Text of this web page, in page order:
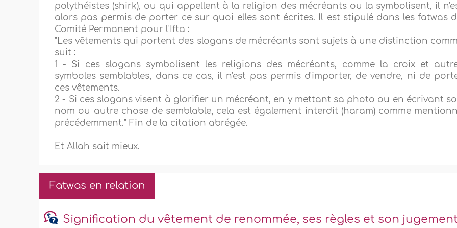
polythéistes (shirk), ou qui appellent à la religion des mécréants ou la symbolisent, il
alors pas permis de porter ce sur quoi elles sont écrites. Il est stipulé dans les fatwas
Comité Permanent pour l'Ifta :
"Les vêtements qui portent des slogans de mécréants sont sujets à une distinction
suit :
1 - Si ces slogans symbolisent les religions des mécréants, comme la croix et
symboles semblables, dans ce cas, il n'est pas permis d'importer, de vendre, ni de
ces vêtements.
2 - Si ces slogans visent à glorifier un mécréant, en y mettant sa photo ou en écrivant
nom ou autre chose de semblable, cela est également interdit (haram) comme
précédemment." Fin de la citation abrégée.
Et Allah sait mieux.
Fatwas en relation
Signification du vêtement de renommée, ses règles et son jugement